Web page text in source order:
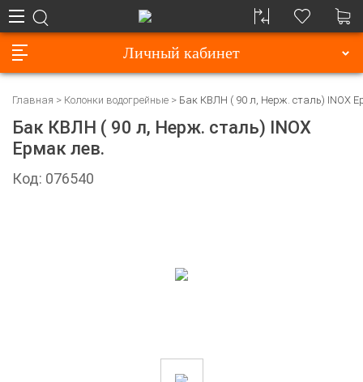
Личный кабинет
Главная Колонки водогрейные Бак КВЛН ( 90 л, Нерж. сталь) INOX
Бак КВЛН ( 90 л, Нерж. сталь) INOX
Ермак лев.
Код: 076540